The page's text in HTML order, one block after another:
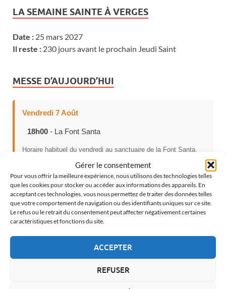
Gérer le consentement
Pour vous offrir la meilleure expérience, nous utilisons des technologies telles
que les cookies pour stocker ou accéder aux informations des appareils. En
acceptant ces technologies, vous nous permettez de traiter des données telles
que votre comportement de navigation ou des identifiants uniques sur ce site.
Le refus ou le retrait du consentement peut affecter négativement certaines
caractéristiques et fonctions du site.
ACCEPTER
REFUSER
LA SEMAINE SAINTE À VERGES
Date : 25 mars 2027
Il reste : 230 jours avant le prochain Jeudi Saint
MESSE D’AUJOURD’HUI
Vendredi 7 Août
18h00 - La Font Santa
Horaire habituel du vendredi au sanctuaire de la Font Santa.
CHOISISSEZ VOTRE LANGUE
Català